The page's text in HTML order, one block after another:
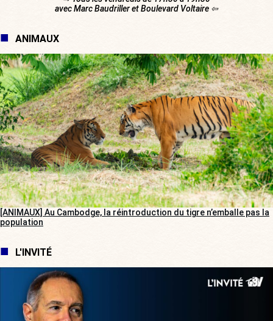
avec Marc Baudriller et Boulevard Voltaire ⇦
ANIMAUX
[ANIMAUX] Au Cambodge, la réintroduction du tigre n’emballe pas la
population
L'INVITÉ